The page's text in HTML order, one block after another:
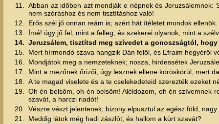
11.
Abban az időben azt mondják e népnek és
nem szóráshoz és nem tisztításhoz való!
12.
Erős szél jő onnan reám is; azért hát ítéletet mondok ellenök.
13.
Ímé! úgy jő fel, mint a felleg, és szekerei olyanok, mint a
14. Jeruzsálem, tisztítsd meg szívedet a gonoszságtól,
15.
Mert hírmondó szava hangzik Dán felől, és Efraim hegyéről
16.
Mondjátok meg a nemzeteknek; nosza, hirdessétek
17.
Mint a mezőnek őrizői, úgy lesznek ellene köröskörül, mert
18.
A te magad viselete és a te cselekedeteid szerezték ezeket
19.
Oh én belsőm, oh én belsőm! Aléldozom, oh én szívemnek
szavát, a harczi riadót!
20.
Vészre vészt jelentenek; bizony elpusztul az egész föld,
21.
Meddig látok még hadi zászlót, és hallom a kürt szavát?